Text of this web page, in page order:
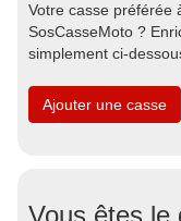
Votre casse préférée
SosCasseMoto ?
simplement ci-
Ajouter une casse
Vous êtes le